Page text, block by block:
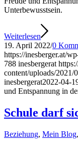
Unterbewusstsein.
Weiterlesen
19. April 2022/0
https://inesberger.at/
788 inesbergerat
content/uploads/2021/
inesbergerat2022-04-
und Entspannung in
Schule darf
Beziehung, Mein Blog,